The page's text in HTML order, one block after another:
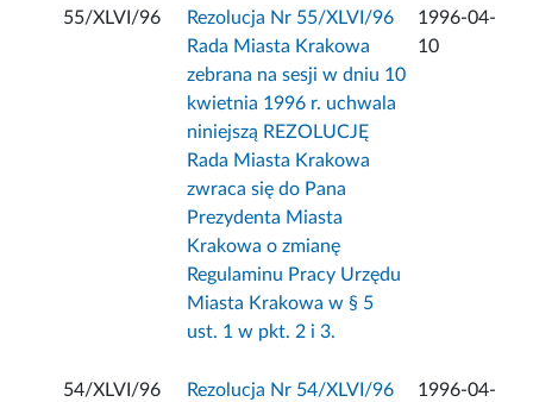
55/XLVI/96
Rezolucja Nr 55/XLVI/96
Rada Miasta Krakowa
zebrana na sesji w dniu 10
kwietnia 1996 r. uchwala
niniejszą REZOLUCJĘ
Rada Miasta Krakowa
zwraca się do Pana
Prezydenta Miasta
Krakowa o zmianę
Regulaminu Pracy Urzędu
Miasta Krakowa w § 5
ust. 1 w pkt. 2 i 3.
1996-04-
10
54/XLVI/96
Rezolucja Nr 54/XLVI/96
1996-04-